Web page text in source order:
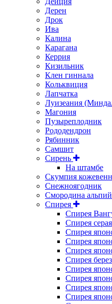
Дерен
Дрок
Ива
Калина
Карагана
Керрия
Кизильник
Клен гиннала
Кольквиция
Лапчатка
Луизеания
Магония
Пузыреплодник
Рододендрон
Рябинник
Самшит
Сирень
На штамбе
Скумпия
Снежноягодник
Смородина
Спирея
Спирея
Спирея
Спирея
Спирея
Спирея
Спирея
Спирея
Спирея
Спирея
Спирея